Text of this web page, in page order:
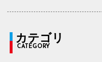
カテゴリ
CATEGORY